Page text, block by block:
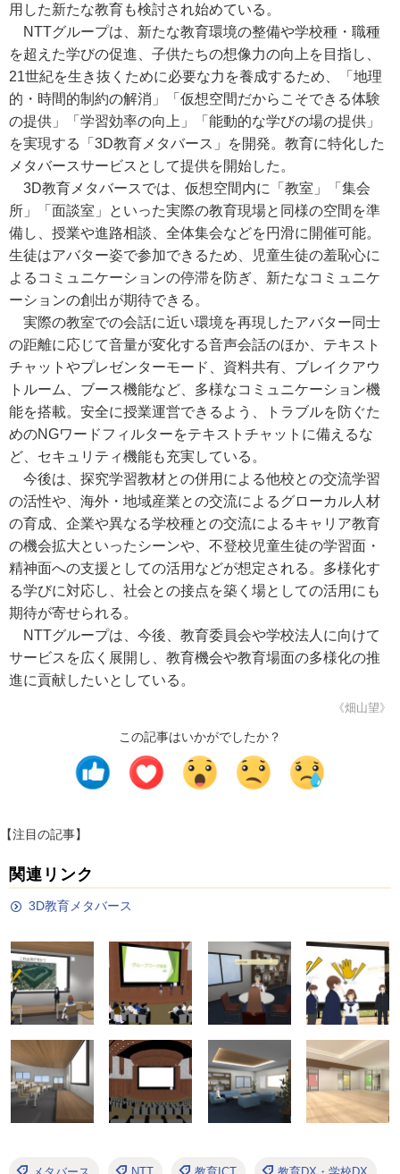
用した新たな教育も検討され始めている。
NTTグループは、新たな教育環境の整備や学校種・職種
を超えた学びの促進、子供たちの想像力の向上を目指し、
21世紀を生き抜くために必要な力を養成するため、「地理
的・時間的制約の解消」「仮想空間だからこそできる体験
の提供」「学習効率の向上」「能動的な学びの場の提供」
を実現する「3D教育メタバース」を開発。教育に特化した
メタバースサービスとして提供を開始した。
3D教育メタバースでは、仮想空間内に「教室」「集会
所」「面談室」といった実際の教育現場と同様の空間を準
備し、授業や進路相談、全体集会などを円滑に開催可能。
生徒はアバター姿で参加できるため、児童生徒の羞恥心に
よるコミュニケーションの停滞を防ぎ、新たなコミュニケ
ーションの創出が期待できる。
実際の教室での会話に近い環境を再現したアバター同士
の距離に応じて音量が変化する音声会話のほか、テキスト
チャットやプレゼンターモード、資料共有、ブレイクアウ
トルーム、ブース機能など、多様なコミュニケーション機
能を搭載。安全に授業運営できるよう、トラブルを防ぐた
めのNGワードフィルターをテキストチャットに備えるな
ど、セキュリティ機能も充実している。
今後は、探究学習教材との併用による他校との交流学習
の活性や、海外・地域産業との交流によるグローカル人材
の育成、企業や異なる学校種との交流によるキャリア教育
の機会拡大といったシーンや、不登校児童生徒の学習面・
精神面への支援としての活用などが想定される。多様化す
る学びに対応し、社会との接点を築く場としての活用にも
期待が寄せられる。
NTTグループは、今後、教育委員会や学校法人に向けて
サービスを広く展開し、教育機会や教育場面の多様化の推
進に貢献したいとしている。
《畑山望》
この記事はいかがでしたか？
【注目の記事】
関連リンク
3D教育メタバース